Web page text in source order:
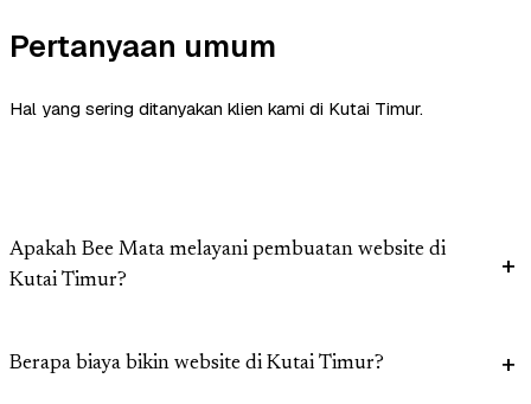
Pertanyaan umum
Hal yang sering ditanyakan klien kami di Kutai Timur.
Apakah Bee Mata melayani pembuatan website di
Kutai Timur?
Berapa biaya bikin website di Kutai Timur?